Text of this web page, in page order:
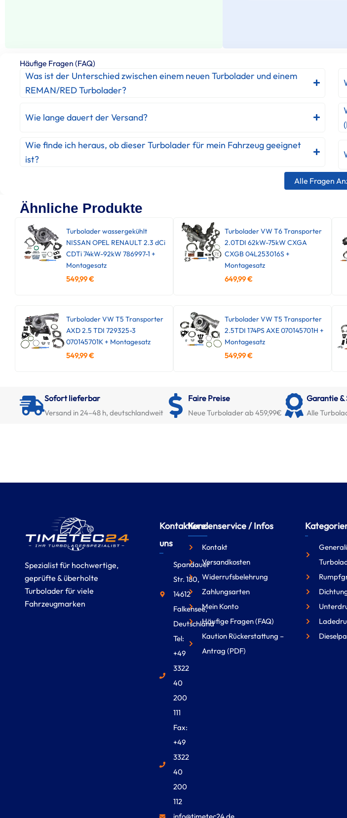
Häufige Fragen (FAQ)
Was ist der Unterschied zwischen einem neuen Turbolader und einem
REMAN/RED Turbolader?
Wie lange dauert der Versand?
Wie finde ich heraus, ob dieser Turbolader für mein Fahrzeug geeignet
ist?
Alle Fragen
Ähnliche Produkte
Turbolader wassergekühlt
NISSAN OPEL RENAULT 2.3 dCi
CDTi 74kW-92kW 786997-1 +
Montagesatz
549,99€
Turbolader VW T6 Transporter
2.0TDI 62kW-75kW CXGA
CXGB 04L253016S +
Montagesatz
649,99€
Turbolader VW T5 Transporter
AXD 2.5 TDI 729325-3
070145701K + Montagesatz
549,99€
Turbolader VW T5 Transporter
2.5TDI 174PS AXE 070145701H +
Montagesatz
549,99€
Sofort lieferbar
Versand in 24–48 h, deutschlandweit
Faire Preise
Neue Turbolader ab 459,99€
Garantie
Alle
Spezialist für hochwertige,
geprüfte & überholte
Turbolader für viele
Fahrzeugmarken
Kontaktiere
uns
Spandauer
Str. 180,
14612
Falkensee,
Deutschland
Tel:
+49
3322
40
200
111
Fax:
+49
3322
40
200
112
Kundenservice / Infos
Kontakt
Versandkosten
Widerrufsbelehrung
Zahlungsarten
Mein Konto
Häufige Fragen (FAQ)
Kaution Rückerstattung –
Antrag (PDF)